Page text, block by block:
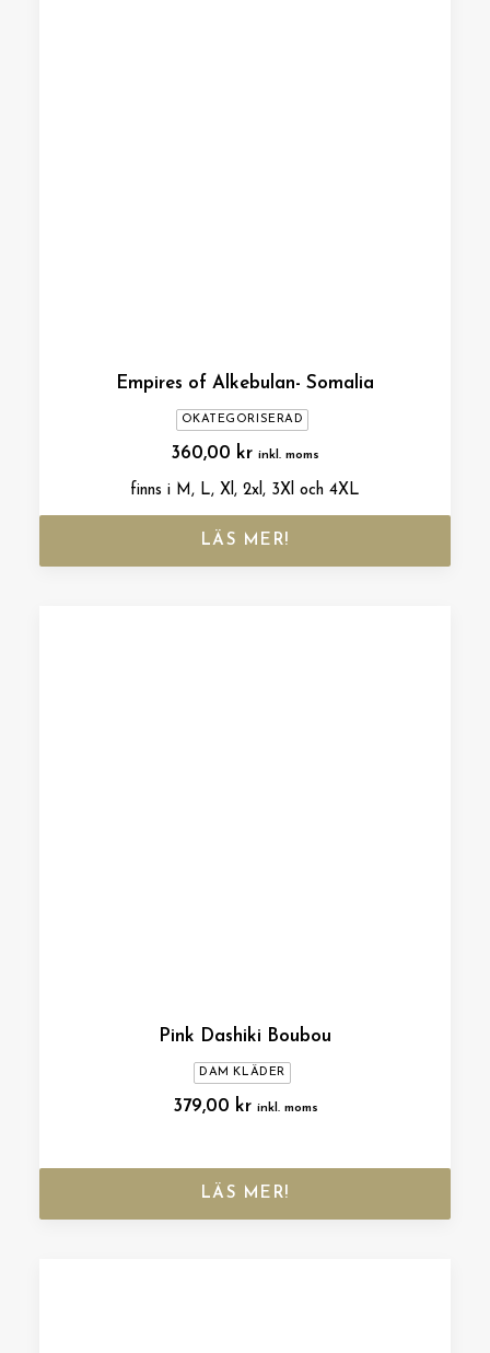
Empires of Alkebulan- Somalia
OKATEGORISERAD
360,00 kr inkl. moms
finns i M, L, Xl, 2xl, 3Xl och 4XL
LÄS MER!
Pink Dashiki Boubou
DAM KLÄDER
379,00 kr inkl. moms
LÄS MER!